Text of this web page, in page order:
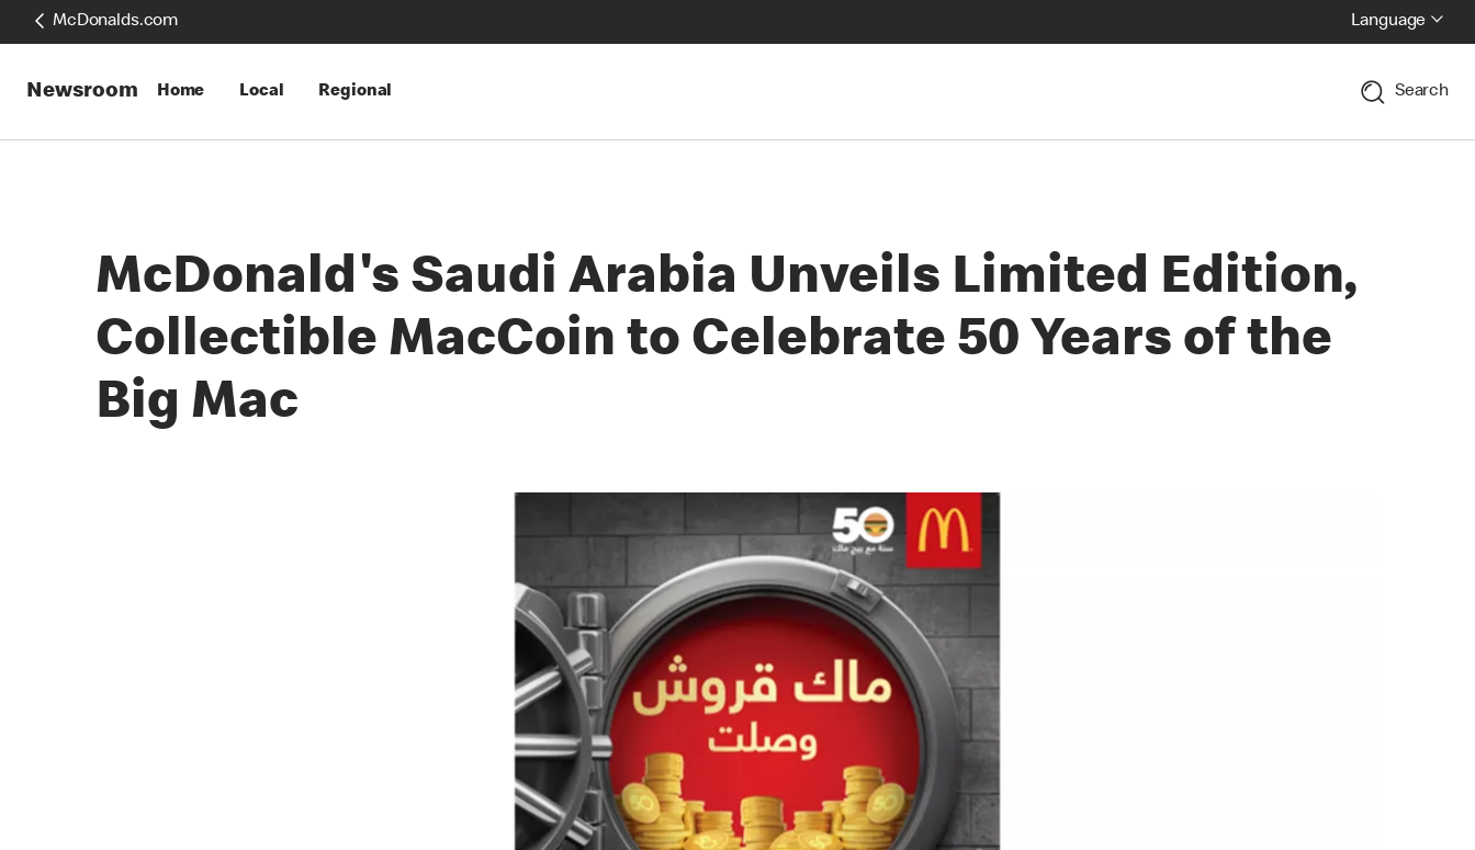
McDonalds.com Language
Newsroom Home Local Regional Search
McDonald's Saudi Arabia Unveils Limited Edition,
Collectible MacCoin to Celebrate 50 Years of the
Big Mac